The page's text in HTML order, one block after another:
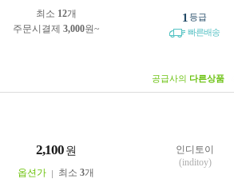
최소 12개
주문시결제 3,000원~
1 등급
빠른배송
공급사의 다른상품
2,100 원
옵션가 최소 3개
인디토이
(inditoy)